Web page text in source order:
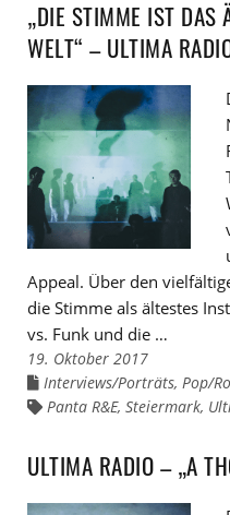
„DIE STIMME IST DAS
WELT“ – ULTIMA
Appeal. Über den
die Stimme als ältestes
vs. Funk und die …
19. Oktober 2017
Links
den
Interviews/Porträts, Pop/
Links
Panta R&E, Steiermark,
ULTIMA RADIO – „A